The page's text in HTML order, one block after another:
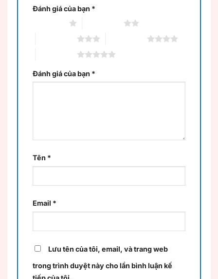
Đánh giá của bạn *
Đánh giá của bạn *
Tên *
Email *
Lưu tên của tôi, email, và trang web
trong trình duyệt này cho lần bình luận kế